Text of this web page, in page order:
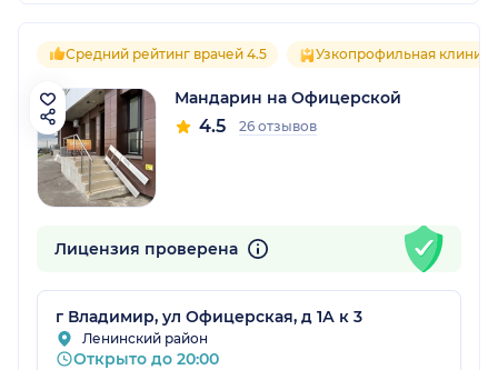
Средний рейтинг врачей 4.5 Узкопрофильная клиника
Мандарин на Офицерской
4.5 26 отзывов
Лицензия проверена
г Владимир, ул Офицерская, д 1А к 3
Ленинский район
Открыто до 20:00